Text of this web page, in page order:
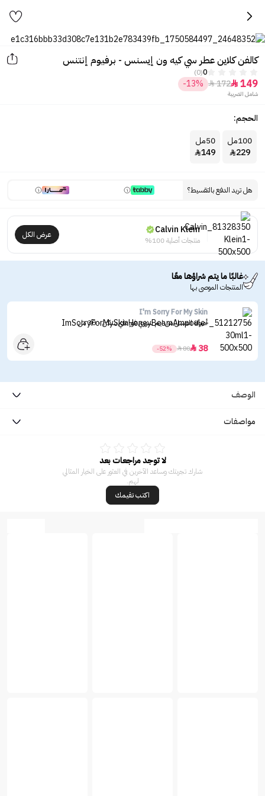
كالفن كلاين عطر سي كيه ون إيسنس - برفيوم إنتنس
0
(0)
149

172

-13%
شامل الضريبة
الحجم:
100مل
229

50مل
149

هل تريد الدفع بالتقسيط؟
Calvin Klein
منتجات أصلية 100%
عرض الكل
غالبًا ما يتم شراؤها معًا
المنتجات الموصى بها
I'm Sorry For My Skin
أمبولة العسل من ايم سوري فور ماي سكن - 30 مل
38

80

-52%
الوصف
مواصفات
لا توجد مراجعات بعد
شارك تجربتك وساعد الآخرين في العثور على الخيار المثالي
لهم.
اكتب تقيمك